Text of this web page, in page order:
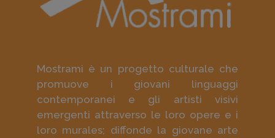
Mostrami è un progetto culturale che
promuove i giovani linguaggi
contemporanei e gli artisti visivi
emergenti attraverso le loro opere e i
loro murales; diffonde la giovane arte